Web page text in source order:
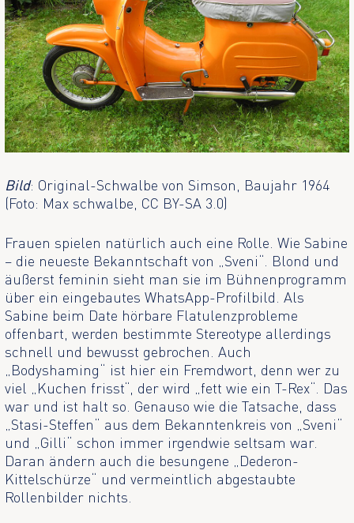
Bild: Original-Schwalbe von Simson, Baujahr 1964
(Foto: Max schwalbe, CC BY-SA 3.0)
Frauen spielen natürlich auch eine Rolle. Wie Sabine
– die neueste Bekanntschaft von „Sveni“. Blond und
äußerst feminin sieht man sie im Bühnenprogramm
über ein eingebautes WhatsApp-Profilbild. Als
Sabine beim Date hörbare Flatulenzprobleme
offenbart, werden bestimmte Stereotype allerdings
schnell und bewusst gebrochen. Auch
„Bodyshaming“ ist hier ein Fremdwort, denn wer zu
viel „Kuchen frisst“, der wird „fett wie ein T-Rex“. Das
war und ist halt so. Genauso wie die Tatsache, dass
„Stasi-Steffen“ aus dem Bekanntenkreis von „Sveni“
und „Gilli“ schon immer irgendwie seltsam war.
Daran ändern auch die besungene „Dederon-
Kittelschürze“ und vermeintlich abgestaubte
Rollenbilder nichts.